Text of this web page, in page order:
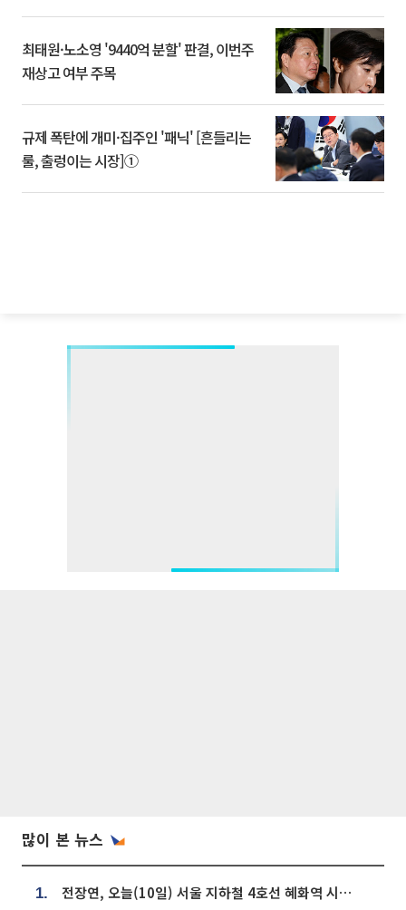
최태원·노소영 '9440억 분할' 판결, 이번주
재상고 여부 주목
규제 폭탄에 개미·집주인 '패닉' [흔들리는
룰, 출렁이는 시장]①
많이 본 뉴스
1. 전장연, 오늘(10일) 서울 지하철 4호선 혜화역 시위…1호선 용산역 무정차